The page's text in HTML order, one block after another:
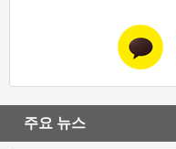
주요 뉴스